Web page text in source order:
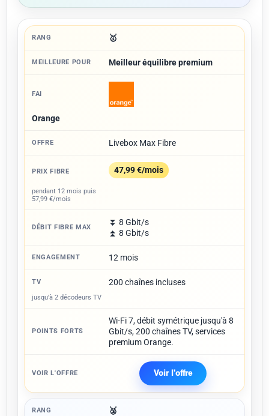
🥇
Meilleur équilibre premium
Orange
Livebox Max Fibre
47,99 €/mois
pendant 12 mois puis
57,99 €/mois
⏬ 8 Gbit/s
⏫ 8 Gbit/s
12 mois
200 chaînes incluses
jusqu'à 2 décodeurs TV
Wi-Fi 7, débit symétrique jusqu'à 8
Gbit/s, 200 chaînes TV, services
premium Orange.
Voir l'offre
🥈